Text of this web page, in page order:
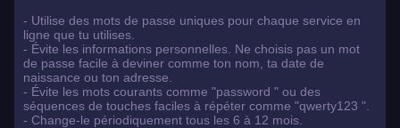
- Utilise des mots de passe uniques pour chaque service en
ligne que tu utilises.
- Évite les informations personnelles. Ne choisis pas un mot
de passe facile à deviner comme ton nom, ta date de
naissance ou ton adresse.
- Évite les mots courants comme "password " ou des
séquences de touches faciles à répéter comme "qwerty123 ".
- Change-le périodiquement tous les 6 à 12 mois.